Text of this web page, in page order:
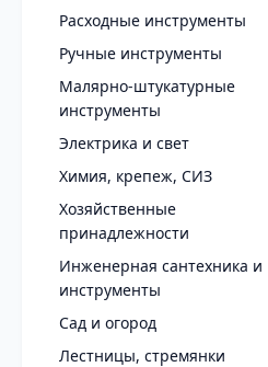
Расходные инструменты
Ручные инструменты
Малярно-штукатурные
инструменты
Электрика и свет
Химия, крепеж, СИЗ
Хозяйственные
принадлежности
Инженерная сантехника и
инструменты
Сад и огород
Лестницы, стремянки